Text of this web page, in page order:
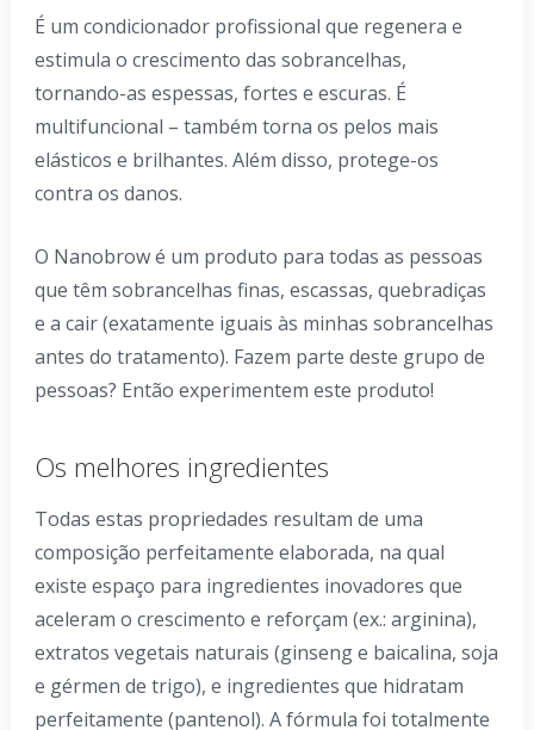
É um condicionador profissional que regenera e
estimula o crescimento das sobrancelhas,
tornando-as espessas, fortes e escuras. É
multifuncional – também torna os pelos mais
elásticos e brilhantes. Além disso, protege-os
contra os danos.
O Nanobrow é um produto para todas as pessoas
que têm sobrancelhas finas, escassas, quebradiças
e a cair (exatamente iguais às minhas sobrancelhas
antes do tratamento). Fazem parte deste grupo de
pessoas? Então experimentem este produto!
Os melhores ingredientes
Todas estas propriedades resultam de uma
composição perfeitamente elaborada, na qual
existe espaço para ingredientes inovadores que
aceleram o crescimento e reforçam (ex.: arginina),
extratos vegetais naturais (ginseng e baicalina, soja
e gérmen de trigo), e ingredientes que hidratam
perfeitamente (pantenol). A fórmula foi totalmente